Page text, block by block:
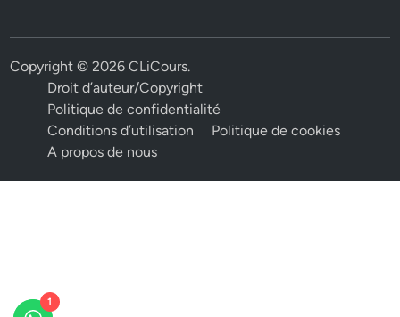
Copyright © 2026CLiCours.
Droit d’auteur/Copyright
Politique de confidentialité
Conditions d’utilisation
Politique de cookies
A propos de nous
1